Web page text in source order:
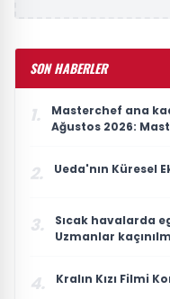
SON HABERLER
1.
Masterchef ana
Ağustos 2026:
2. Ueda'nın Küresel
3.
Sıcak havalarda
Uzmanlar
4. Kralın Kızı Filmi